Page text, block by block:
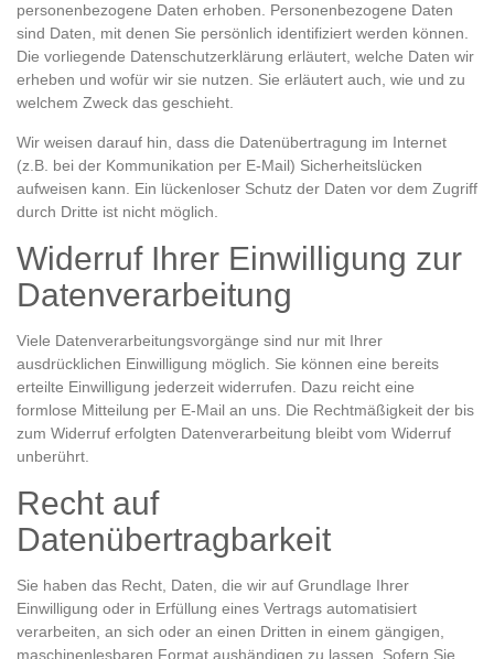
personenbezogene Daten erhoben. Personenbezogene Daten
sind Daten, mit denen Sie persönlich identifiziert werden können.
Die vorliegende Datenschutzerklärung erläutert, welche Daten wir
erheben und wofür wir sie nutzen. Sie erläutert auch, wie und zu
welchem Zweck das geschieht.
Wir weisen darauf hin, dass die Datenübertragung im Internet
(z.B. bei der Kommunikation per E-Mail) Sicherheitslücken
aufweisen kann. Ein lückenloser Schutz der Daten vor dem Zugriff
durch Dritte ist nicht möglich.
Widerruf Ihrer Einwilligung zur
Datenverarbeitung
Viele Datenverarbeitungsvorgänge sind nur mit Ihrer
ausdrücklichen Einwilligung möglich. Sie können eine bereits
erteilte Einwilligung jederzeit widerrufen. Dazu reicht eine
formlose Mitteilung per E-Mail an uns. Die Rechtmäßigkeit der bis
zum Widerruf erfolgten Datenverarbeitung bleibt vom Widerruf
unberührt.
Recht auf
Datenübertragbarkeit
Sie haben das Recht, Daten, die wir auf Grundlage Ihrer
Einwilligung oder in Erfüllung eines Vertrags automatisiert
verarbeiten, an sich oder an einen Dritten in einem gängigen,
maschinenlesbaren Format aushändigen zu lassen. Sofern Sie